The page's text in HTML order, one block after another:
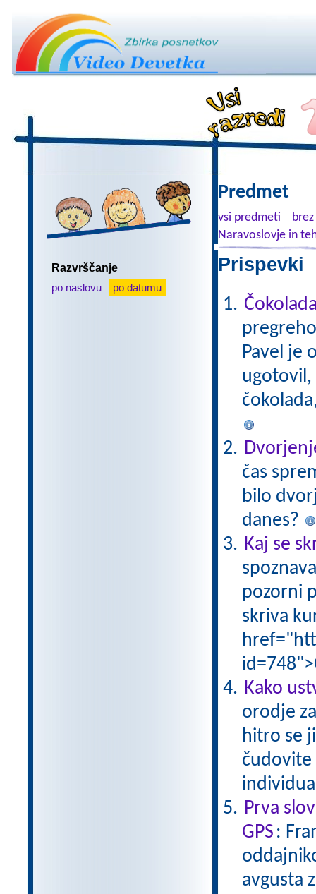
Razvrščanje
po naslovu
po datumu
Predmet
vsi predmeti
Naravoslovje in
Prispevki
Pavel je
ugotovil,
čas
bilo
danes?
Kaj se
pozorni
skriva
Kako
orodje
hitro se
čudovite
Prva
GPS :
avgusta